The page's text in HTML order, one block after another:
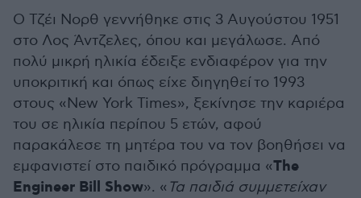
Ο Τζέι Νορθ γεννήθηκε στις 3 Αυγούστου 1951
στο Λος Άντζελες, όπου και μεγάλωσε. Από
πολύ μικρή ηλικία έδειξε ενδιαφέρον για την
υποκριτική και όπως είχε διηγηθείτο 1993
στους «New York Times», ξεκίνησε την καριέρα
του σε ηλικία περίπου 5 ετών, αφού
παρακάλεσε τη μητέρα του να τον βοηθήσει να
εμφανιστεί στο παιδικό πρόγραμμα «The
Engineer Bill Show». « Τα παιδιά συμμετείχαν